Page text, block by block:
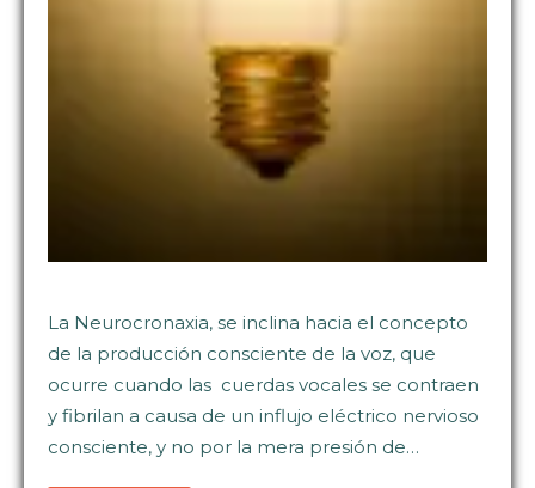
La Neurocronaxia, se inclina hacia el concepto
de la producción consciente de la voz, que
ocurre cuando las cuerdas vocales se contraen
y fibrilan a causa de un influjo eléctrico nervioso
consciente, y no por la mera presión de…